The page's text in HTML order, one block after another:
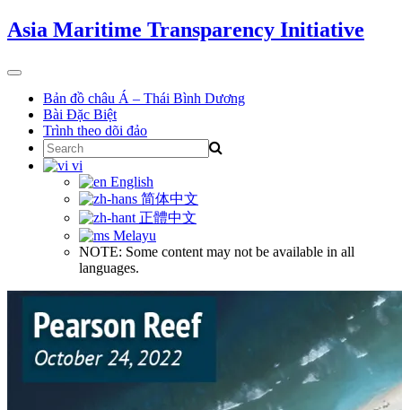
Skip
to
Asia Maritime Transparency Initiative
Toggle
navigationBản đồ châu Á – Thái Bình Dương
Bài Đặc Biệt
Trình theo dõi đảo
Search
for:
vi
English
简体中文
正體中文
Melayu
NOTE: Some content may not be available in all
languages.